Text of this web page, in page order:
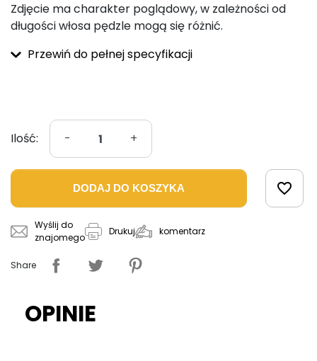
Zdjęcie ma charakter poglądowy, w zależności od
długości włosa pędzle mogą się różnić.
Przewiń do pełnej specyfikacji
Ilość: - +
DODAJ DO KOSZYKA favorite_border
Wyślij do
znajomego
Drukuj komentarz
Share
OPINIE